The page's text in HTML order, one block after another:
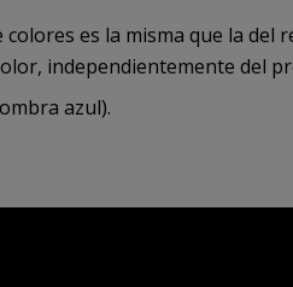
colores es la misma que la
independientemente del
azul).